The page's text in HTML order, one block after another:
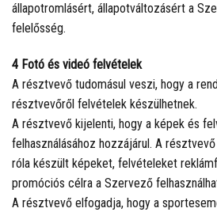
állapotromlásért, állapotváltozásért a
felelősség.
4 Fotó és videó felvételek
A résztvevő tudomásul veszi, hogy a
résztvevőről felvételek készülhetnek.
A résztvevő kijelenti, hogy a képek és
felhasználásához hozzájárul. A
róla készült képeket, felvételeket
promóciós célra a Szervező
A résztvevő elfogadja, hogy a